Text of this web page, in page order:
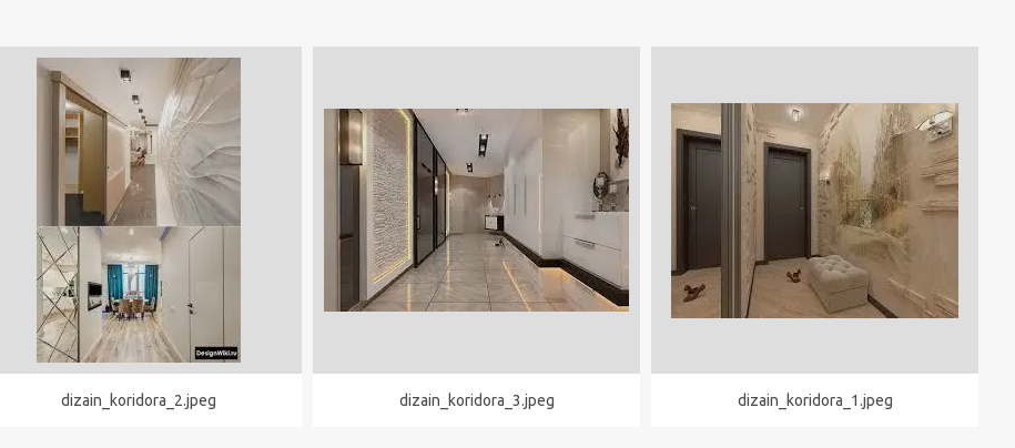
dizain_koridora_2.jpeg dizain_koridora_3.jpeg dizain_koridora_1.jpeg